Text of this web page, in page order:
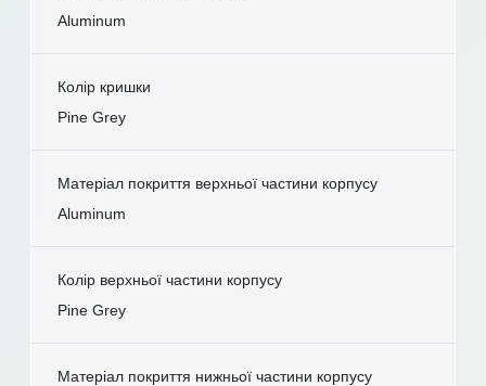
Aluminum
Колір кришки
Pine Grey
Матеріал покриття верхньої частини корпусу
Aluminum
Колір верхньої частини корпусу
Pine Grey
Матеріал покриття нижньої частини корпусу